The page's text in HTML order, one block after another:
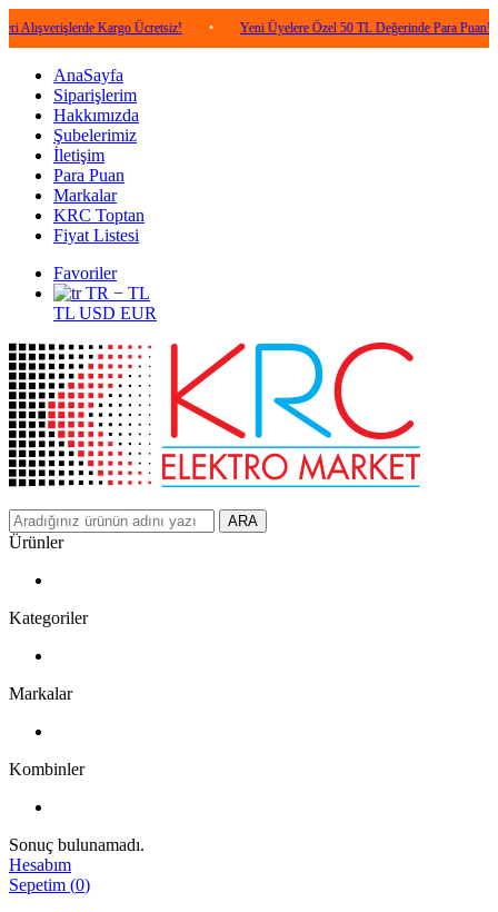
Kargo Ücretsiz! • Yeni Üyelere Özel 50 TL Değerinde Para Puan! •
AnaSayfa
Siparişlerim
Hakkımızda
Şubelerimiz
İletişim
Para Puan
Markalar
KRC Toptan
Fiyat Listesi
Favoriler
TR − TL
TL USD EUR
ARA
Ürünler
Kategoriler
Markalar
Kombinler
Sonuç bulunamadı.
Hesabım
Sepetim (0)